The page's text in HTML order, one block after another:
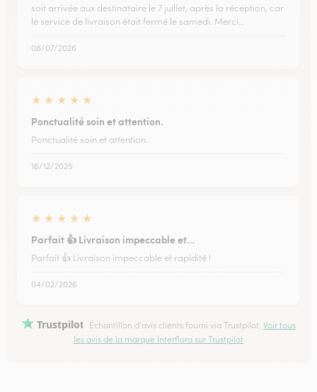
soit arrivée aux destinataire le 7 juillet, après la réception, car
le service de livraison était fermé le samedi. Merci…
08/07/2026
★ ★ ★ ★ ★
Ponctualité soin et attention.
Ponctualité soin et attention.
16/12/2025
★ ★ ★ ★ ★
Parfait 👍 Livraison impeccable et…
Parfait 👍 Livraison impeccable et rapidité !
04/02/2026
Trustpilot Échantillon d'avis clients fourni via Trustpilot. Voir tous
les avis de la marque Interflora sur Trustpilot